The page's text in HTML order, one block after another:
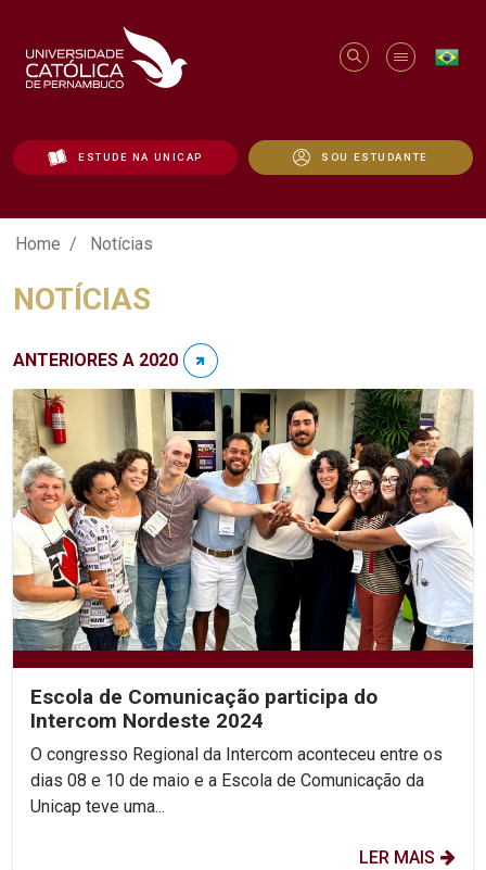
ESTUDE NA UNICAP SOU ESTUDANTE
Notícias - Unicap
Home Notícias
NOTÍCIAS
ANTERIORES A 2020
Escola de Comunicação participa do
Intercom Nordeste 2024
O congresso Regional da Intercom aconteceu entre os
dias 08 e 10 de maio e a Escola de Comunicação da
Unicap teve uma...
LER MAIS